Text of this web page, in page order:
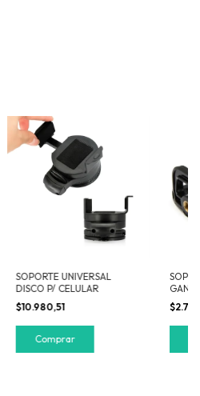
SOPORTE UNIVERSAL
DISCO P/ CELULAR
$10.980,51